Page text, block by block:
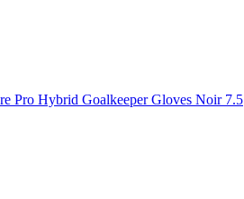
Pro Hybrid Goalkeeper Gloves Noir 7.5